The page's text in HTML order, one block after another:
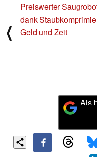
⟨
Preiswerter
dank
Geld und Zeit
Als